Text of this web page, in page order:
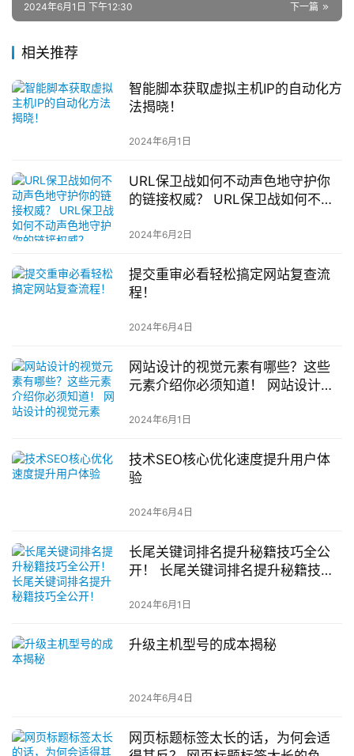
下一篇
2024年6月1日 下午12:30
相关推荐
智能脚本获取虚拟主机IP的自动化方
法揭晓！
2024年6月1日
URL保卫战如何不动声色地守护你
的链接权威？ URL保卫战如何不动
2024年6月2日
提交重审必看轻松搞定网站复查流
程！
2024年6月4日
网站设计的视觉元素有哪些？这些
元素介绍你必须知道！ 网站设计的
2024年6月1日
技术SEO核心优化速度提升用户体
验
2024年6月4日
长尾关键词排名提升秘籍技巧全公
开！ 长尾关键词排名提升秘籍技巧
2024年6月1日
升级主机型号的成本揭秘
2024年6月4日
网页标题标签太长的话，为何会适